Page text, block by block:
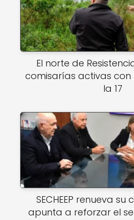
El norte de
comisarías activas
la 17
SECHEEP renueva
apunta a reforzar el